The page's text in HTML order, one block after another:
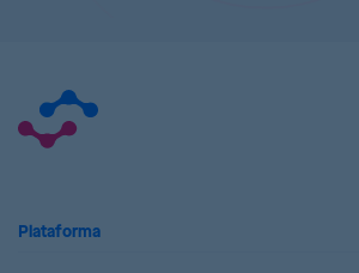
Plataforma